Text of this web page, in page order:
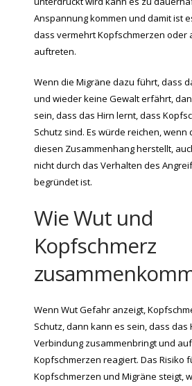
Anspannung kommen und damit ist
dass vermehrt Kopfschmerzen oder
auftreten.
Wenn die Migräne dazu führt, dass
und wieder keine Gewalt erfährt,
sein, dass das Hirn lernt, dass
Schutz sind. Es würde reichen, wenn
diesen Zusammenhang herstellt,
nicht durch das Verhalten des
begründet ist.
Wie Wut und
Kopfschmerz
Wenn Wut Gefahr anzeigt,
Schutz, dann kann es sein, dass das
Verbindung zusammenbringt und
Kopfschmerzen reagiert. Das Risiko
Kopfschmerzen und Migräne steigt,